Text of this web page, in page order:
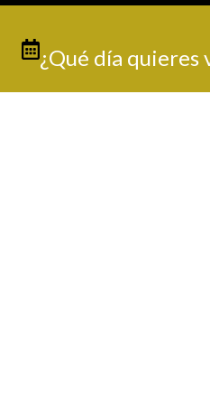
¿Qué día quieres